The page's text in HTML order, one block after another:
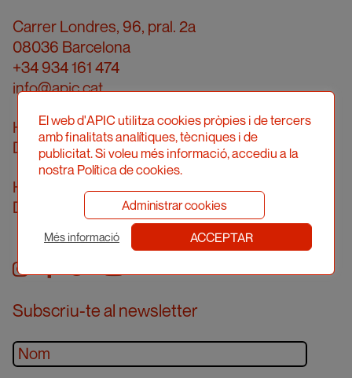
Carrer Londres, 96, pral. 2a
08036 Barcelona
+34 934 161 474
info@apic.cat
Horari d’atenció telefònica
De dilluns a divendres de 10 a 14h
Horari d’atenció presencial
Demanar cita prèvia
Subscriu-te al newsletter
El web d'APIC utilitza cookies pròpies i de tercers
amb finalitats analítiques, tècniques i de
publicitat. Si voleu més informació, accediu a la
nostra Política de cookies.
Administrar cookies
Més informació ACCEPTAR